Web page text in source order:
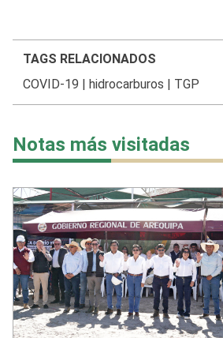
TAGS RELACIONADOS
COVID-19
hidrocarburos TGP
Notas más visitadas